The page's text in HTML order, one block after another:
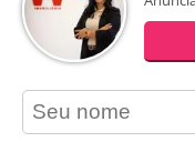
contact_name